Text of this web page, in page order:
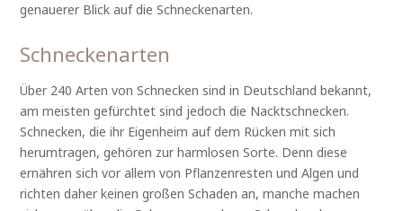
genauerer Blick auf die Schneckenarten.
Schneckenarten
Über 240 Arten von Schnecken sind in Deutschland bekannt,
am meisten gefürchtet sind jedoch die Nacktschnecken.
Schnecken, die ihr Eigenheim auf dem Rücken mit sich
herumtragen, gehören zur harmlosen Sorte. Denn diese
ernähren sich vor allem von Pflanzenresten und Algen und
richten daher keinen großen Schaden an, manche machen